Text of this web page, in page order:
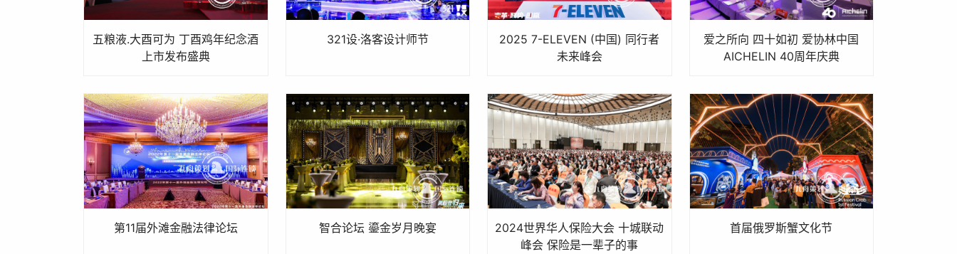
五粮液.大酉可为 丁酉鸡年纪念酒
上市发布盛典
321设·洛客设计师节
2025 7-ELEVEN (中国) 同行者
未来峰会
爱之所向 四十如初 爱协林中国
AICHELIN 40周年庆典
第11届外滩金融法律论坛 智合论坛 鎏金岁月晚宴
2024世界华人保险大会 十城联动
峰会 保险是一辈子的事
首届俄罗斯蟹文化节